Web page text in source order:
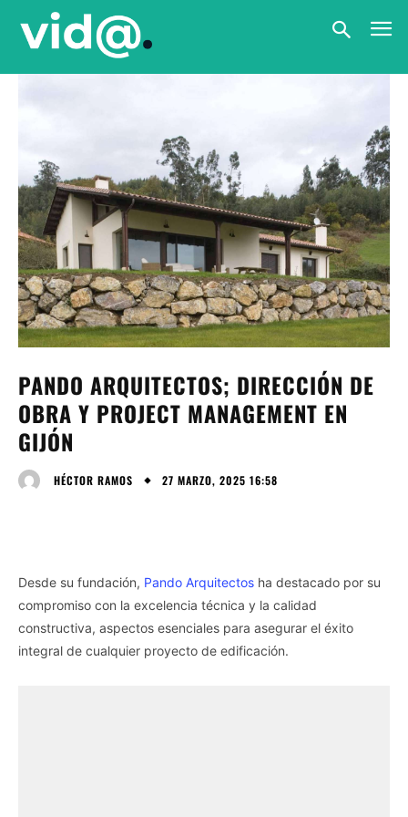
PANDO ARQUITECTOS; DIRECCIÓN DE
OBRA Y PROJECT MANAGEMENT EN
GIJÓN
HÉCTOR RAMOS 27 MARZO, 2025 16:58
Desde su fundación, Pando Arquitectos ha destacado por su
compromiso con la excelencia técnica y la calidad
constructiva, aspectos esenciales para asegurar el éxito
integral de cualquier proyecto de edificación.